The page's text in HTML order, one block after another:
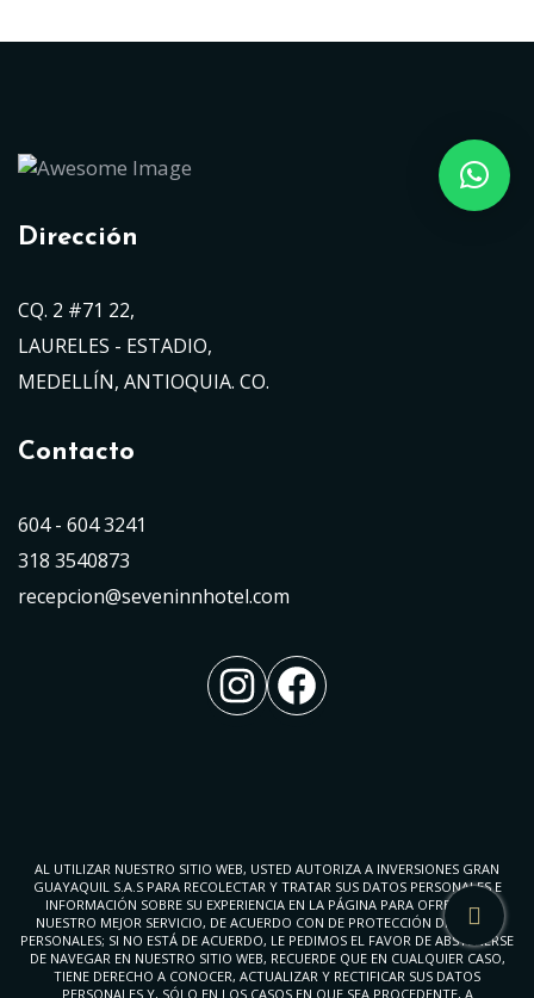
Dirección
CQ. 2 #71 22,
LAURELES - ESTADIO,
MEDELLÍN, ANTIOQUIA. CO.
Contacto
604 - 604 3241
318 3540873
recepcion@seveninnhotel.com
Instagram
Facebook
AL UTILIZAR NUESTRO SITIO WEB, USTED AUTORIZA A INVERSIONES GRAN
GUAYAQUIL S.A.S PARA RECOLECTAR Y TRATAR SUS DATOS PERSONALES E
INFORMACIÓN SOBRE SU EXPERIENCIA EN LA PÁGINA PARA OFRECERLE
NUESTRO MEJOR SERVICIO, DE ACUERDO CON DE PROTECCIÓN DE DATOS
PERSONALES; SI NO ESTÁ DE ACUERDO, LE PEDIMOS EL FAVOR DE ABSTENERSE
DE NAVEGAR EN NUESTRO SITIO WEB, RECUERDE QUE EN CUALQUIER CASO,
TIENE DERECHO A CONOCER, ACTUALIZAR Y RECTIFICAR SUS DATOS
PERSONALES Y, SÓLO EN LOS CASOS EN QUE SEA PROCEDENTE, A